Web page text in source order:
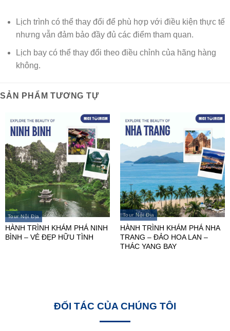
Lịch trình có thể thay đổi để phù hợp với điều kiện thực tế
nhưng vẫn đảm bảo đầy đủ các điểm tham quan.
Lịch bay có thể thay đổi theo điều chỉnh của hãng hàng
không.
SẢN PHẨM TƯƠNG TỰ
Tour Nội Địa
HÀNH TRÌNH KHÁM PHÁ NINH
BÌNH – VẺ ĐẸP HỮU TÌNH
Tour Nội Địa
HÀNH TRÌNH KHÁM PHÁ NHA
TRANG – ĐẢO HOA LAN –
THÁC YANG BAY
ĐỐI TÁC CỦA CHÚNG TÔI